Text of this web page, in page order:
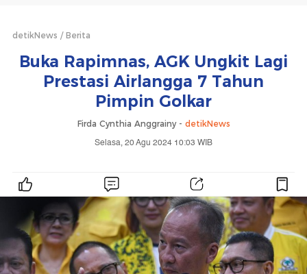
detikNews Berita
Buka Rapimnas, AGK Ungkit Lagi
Prestasi Airlangga 7 Tahun
Pimpin Golkar
Firda Cynthia Anggrainy - detikNews
Selasa, 20 Agu 2024 10:03 WIB